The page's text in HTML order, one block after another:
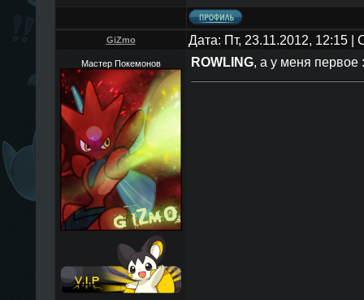
GiZmo Дата: Пт, 23.11.2012, 12:15
Мастер Покемонов ROWLING, а у меня первое